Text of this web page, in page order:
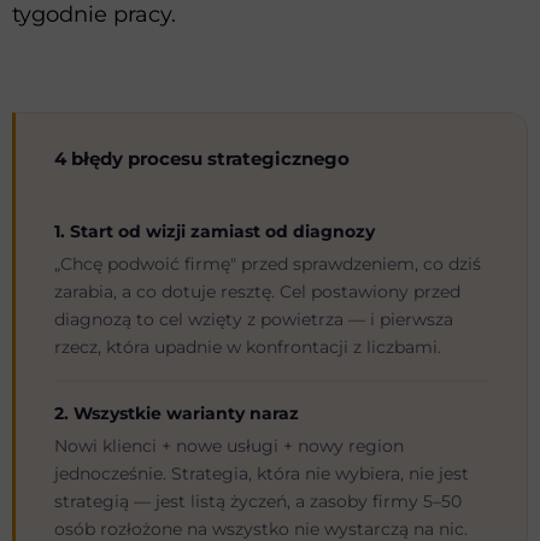
tygodnie pracy.
4 błędy procesu strategicznego
1. Start od wizji zamiast od diagnozy
„Chcę podwoić firmę" przed sprawdzeniem, co dziś
zarabia, a co dotuje resztę. Cel postawiony przed
diagnozą to cel wzięty z powietrza — i pierwsza
rzecz, która upadnie w konfrontacji z liczbami.
2. Wszystkie warianty naraz
Nowi klienci + nowe usługi + nowy region
jednocześnie. Strategia, która nie wybiera, nie jest
strategią — jest listą życzeń, a zasoby firmy 5–50
osób rozłożone na wszystko nie wystarczą na nic.